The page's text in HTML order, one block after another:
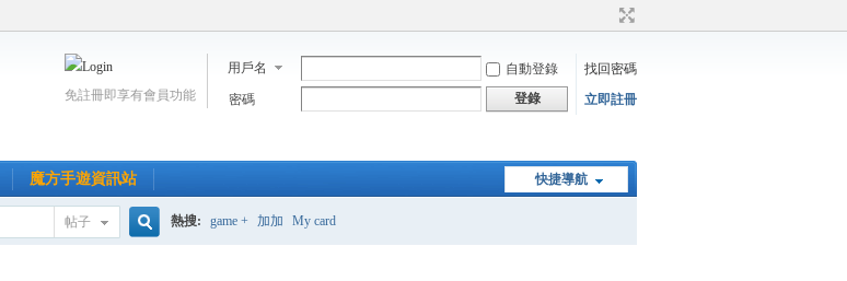
用戶名 自動登錄
找回密碼
密碼
登錄 立即註冊
免註冊即享有會員功能
快捷導航
魔方手遊資訊站
帖子 熱搜: game + 加加 My card